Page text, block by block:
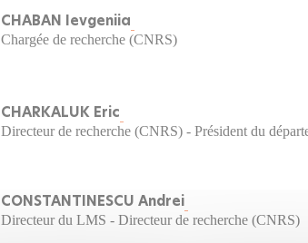
CHABAN Ievgeniia
Chargée de recherche (CNRS)
CHARKALUK Eric
Directeur de recherche (CNRS) - Président du
CONSTANTINESCU Andrei
Directeur du LMS - Directeur de recherche (CNRS)